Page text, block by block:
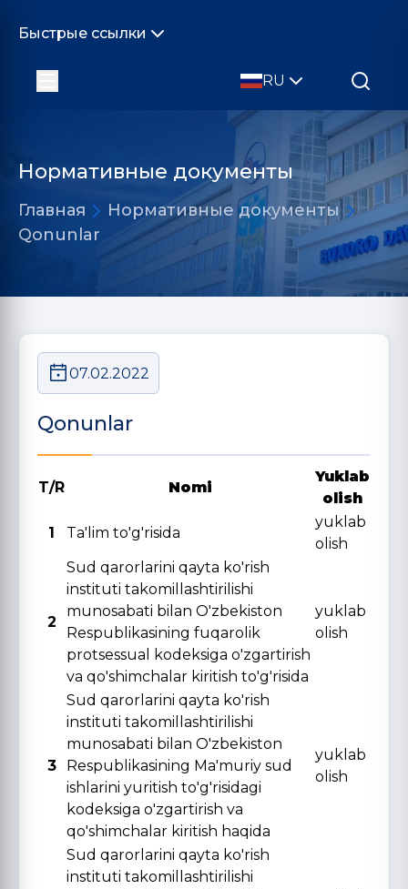
Быстрые ссылки
RU
Нормативные документы
Главная
Нормативные документы
Qonunlar
07.02.2022
Qonunlar
T/R Nomi
Yuklab
olish
1
Ta'lim to'g'risida
yuklab
olish
2
Sud qarorlarini qayta ko'rish
instituti takomillashtirilishi
munosabati bilan O'zbekiston
Respublikasining fuqarolik
protsessual kodeksiga o'zgartirish
va qo'shimchalar kiritish to'g'risida
yuklab
olish
3
Sud qarorlarini qayta ko'rish
instituti takomillashtirilishi
munosabati bilan O'zbekiston
Respublikasining Ma'muriy sud
ishlarini yuritish to'g'risidagi
kodeksiga o'zgartirish va
qo'shimchalar kiritish haqida
yuklab
olish
Sud qarorlarini qayta ko'rish
instituti takomillashtirilishi